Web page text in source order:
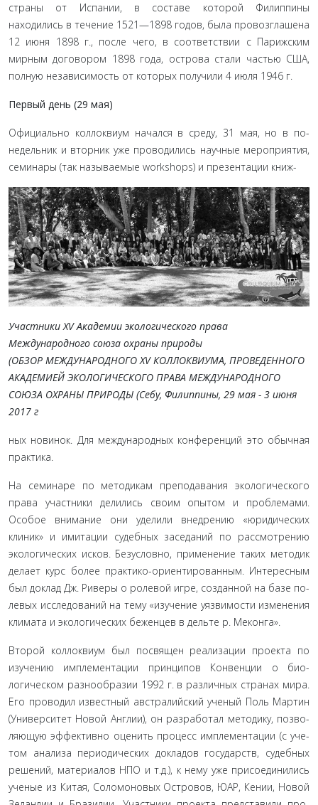
страны от Испании, в составе которой Филиппины
находились в те­чение 1521—1898 годов, была провозглашена
12 июня 1898 г., после чего, в соответствии с Парижским
мирным договором 1898 года, острова стали частью США,
полную независимость от которых получили 4 июля 1946 г.
Первый день (29 мая)
Официально коллоквиум начался в среду, 31 мая, но в по­
недельник и вторник уже проводились научные мероприятия,
семинары (так называемые workshops) и презентации книж-
Участники XV Академии экологического права
Международного союза охраны природы
(ОБЗОР МЕЖДУНАРОДНОГО XV КОЛЛОКВИУМА, ПРОВЕДЕННОГО
АКАДЕМИЕЙ ЭКОЛОГИЧЕСКОГО ПРАВА МЕЖДУНАРОДНОГО
СОЮЗА ОХРАНЫ ПРИРОДЫ (Себу, Филиппины, 29 мая - 3 июня
2017 г
ных новинок. Для международных конференций это обычная
практика.
На семинаре по методикам преподавания экологиче­ского
права участники делились своим опытом и проблема­ми.
Особое внимание они уделили внедрению «юридических
клиник» и имитации судебных заседаний по рассмотрению
экологических исков. Безусловно, применение таких методик
делает курс более практико-ориентированным. Интересным
был доклад Дж. Риверы о ролевой игре, созданной на базе по­
левых исследований на тему «изучение уязвимости изменения
климата и экологических беженцев в дельте р. Меконга».
Второй коллоквиум был посвящен реализации проекта по
изучению имплементации принципов Конвенции о био­
логическом разнообразии 1992 г. в различных странах мира.
Его проводил известный австралийский ученый Поль Мартин
(Университет Новой Англии), он разработал методику, позво­
ляющую эффективно оценить процесс имплементации (с уче­
том анализа периодических докладов государств, судебных
ре­шений, материалов НПО и т.д.), к нему уже присоединились
ученые из Китая, Соломоновых Островов, ЮАР, Кении, Новой